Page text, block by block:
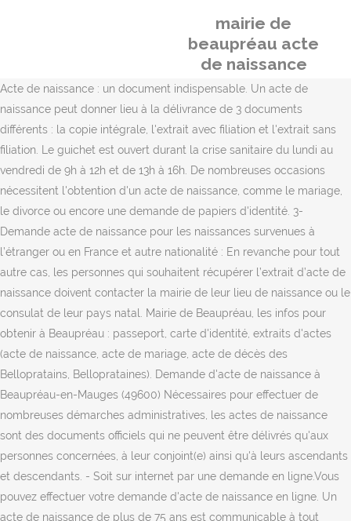
mairie de
beaupréau acte
de naissance
Acte de naissance : un document indispensable. Un acte de
naissance peut donner lieu à la délivrance de 3 documents
différents : la copie intégrale, l'extrait avec filiation et l'extrait sans
filiation. Le guichet est ouvert durant la crise sanitaire du lundi au
vendredi de 9h à 12h et de 13h à 16h. De nombreuses occasions
nécessitent l'obtention d'un acte de naissance, comme le mariage,
le divorce ou encore une demande de papiers d'identité. 3-
Demande acte de naissance pour les naissances survenues à
l’étranger ou en France et autre nationalité : En revanche pour tout
autre cas, les personnes qui souhaitent récupérer l’extrait d’acte de
naissance doivent contacter la mairie de leur lieu de naissance ou le
consulat de leur pays natal. Mairie de Beaupréau, les infos pour
obtenir à Beaupréau : passeport, carte d'identité, extraits d'actes
(acte de naissance, acte de mariage, acte de décès des
Bellopratains, Belloprataines). Demande d'acte de naissance à
Beaupréau-en-Mauges (49600) Nécessaires pour effectuer de
nombreuses démarches administratives, les actes de naissance
sont des documents officiels qui ne peuvent être délivrés qu'aux
personnes concernées, à leur conjoint(e) ainsi qu'à leurs ascendants
et descendants. - Soit sur internet par une demande en ligne.Vous
pouvez effectuer votre demande d'acte de naissance en ligne. Un
acte de naissance de plus de 75 ans est communicable à tout